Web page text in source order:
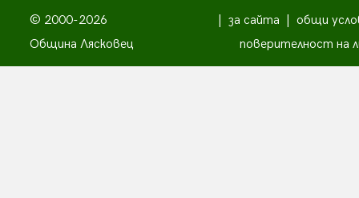
© 2000-2026
Община Лясковец
за сайта
общи
поверителност на